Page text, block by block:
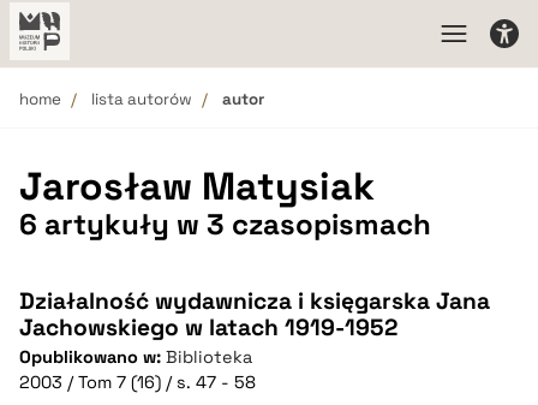
home lista autorów autor
Jarosław Matysiak
6 artykuły w 3 czasopismach
Działalność wydawnicza i księgarska Jana
Jachowskiego w latach 1919-1952
Opublikowano w: Biblioteka
2003 / Tom 7 (16) / s. 47 - 58